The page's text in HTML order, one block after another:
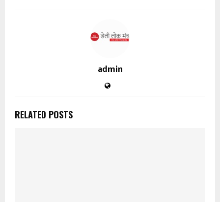
admin
RELATED POSTS